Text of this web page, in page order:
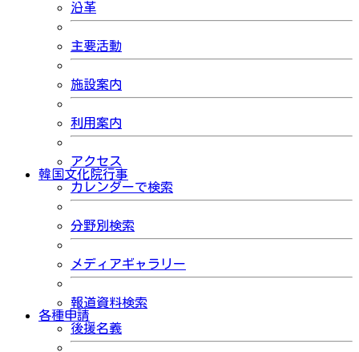
沿革
主要活動
施設案内
利用案内
アクセス
韓国文化院行事
カレンダーで検索
分野別検索
メディアギャラリー
報道資料検索
各種申請
後援名義